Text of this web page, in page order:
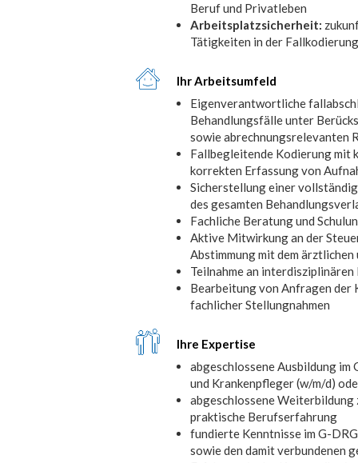
Beruf und Privatleben
Arbeitsplatzsicherheit:
Tätigkeiten in der
Ihr Arbeitsumfeld
Eigenverantwortliche
Behandlungsfälle unter
sowie abrechnungsrelevanten
Fallbegleitende Kodierung mit
korrekten Erfassung von
Sicherstellung einer
des gesamten
Fachliche Beratung und
Aktive Mitwirkung an der
Abstimmung mit dem
Teilnahme an
Bearbeitung von Anfragen
fachlicher Stellungnahmen
Ihre Expertise
abgeschlossene Ausbildung im
und Krankenpfleger (w/m/d)
abgeschlossene
praktische Berufserfahrung
fundierte Kenntnisse im G-
sowie den damit verbundenen